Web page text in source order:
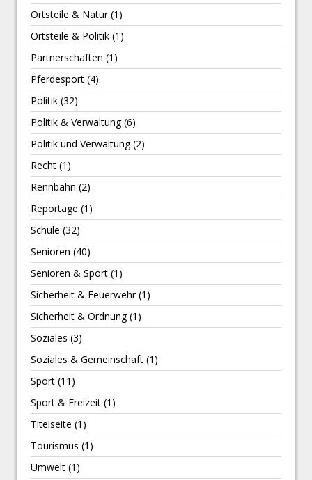
Ortsteile & Natur(1)
Ortsteile & Politik (1)
Partnerschaften (1)
Pferdesport (4)
Politik (32)
Politik & Verwaltung(6)
Politik und Verwaltung(2)
Recht (1)
Rennbahn (2)
Reportage (1)
Schule (32)
Senioren (40)
Senioren & Sport (1)
Sicherheit & Feuerwehr(1)
Sicherheit & Ordnung(1)
Soziales (3)
Soziales & Gemeinschaft (1)
Sport (11)
Sport & Freizeit (1)
Titelseite (1)
Tourismus (1)
Umwelt (1)